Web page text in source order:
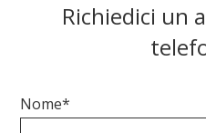
Richiedici un
Nome*